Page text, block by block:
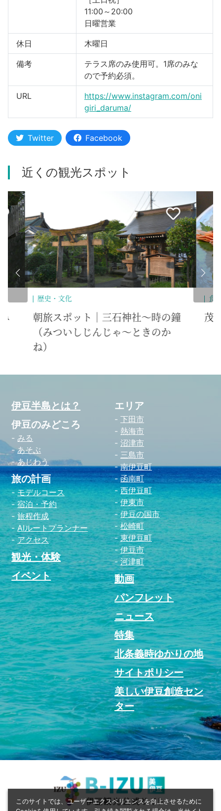
11:00～20:00
日曜営業
休日 木曜日
備考
テラス席のみ使用可。1席のみな
ので予約必須。
URL
https://www.instagram.com/oni
giri_daruma/
Twitter Facebook
近くの観光スポット
～時の鐘
食べる
茂よし
このサイトでは、ユーザーエクスペリエンスを向上させるために
伊豆半島とは？
伊豆のみどころ
みる
あそぶ
あじわう
旅の計画
モデルコース
宿泊・予約
旅程作成
AIルートプランナー
アクセス
観光・体験
イベント
エリア
下田市
熱海市
沼津市
三島市
南伊豆町
函南町
西伊豆町
伊東市
伊豆の国市
松崎町
東伊豆町
伊豆市
河津町
動画
パンフレット
ニュース
特集
北条義時ゆかりの地
サイトポリシー
美しい伊豆創造セン
ター